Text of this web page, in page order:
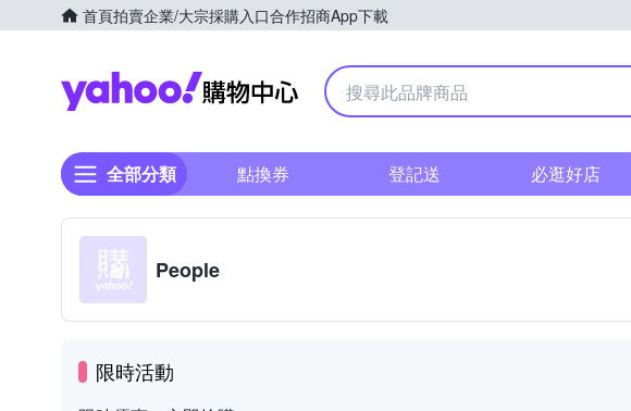
首頁拍賣企業/大宗採購入口合作招商App下載
Yahoo購物中心
全部分類 點換券 登記送 必逛好店
People
限時活動